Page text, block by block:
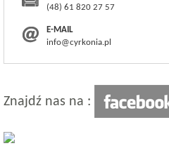
(48) 61 820 27 57
E-MAIL
info@cyrkonia.pl
Znajdź nas na :